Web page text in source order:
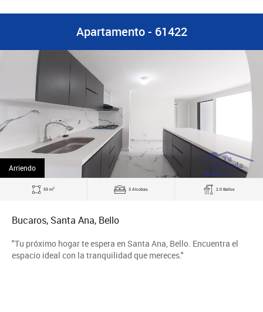
Apartamento - 61422
Arriendo
55 m2 3 Alcobas 2.0 Baños
Bucaros, Santa Ana, Bello
"Tu próximo hogar te espera en Santa Ana, Bello. Encuentra el
espacio ideal con la tranquilidad que mereces."